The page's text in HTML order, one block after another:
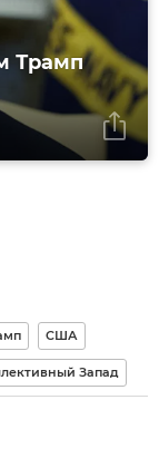
Трамп
США
Запад